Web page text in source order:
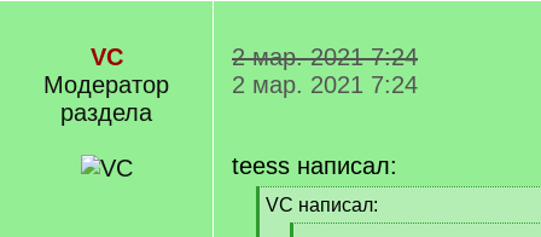
VC
Модератор
раздела
2 мар. 2021 7:24
2 мар. 2021 7:24
teess написал:
[VC написал: